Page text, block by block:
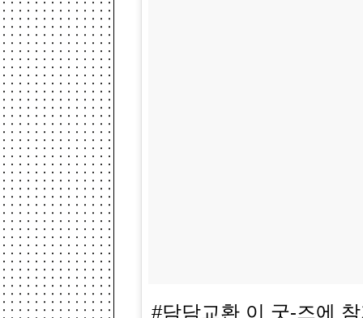
#담담교환 이 굿-즈에